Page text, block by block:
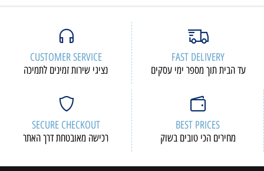
FAST DELIVERY
עד הבית תוך מספר ימי עסקים
CUSTOMER SERVICE
נציגי שירות זמינים לתמיכה
BEST PRICES
מחירים הכי טובים בשוק
SECURE CHECKOUT
רכישה מאובטחת דרך האתר